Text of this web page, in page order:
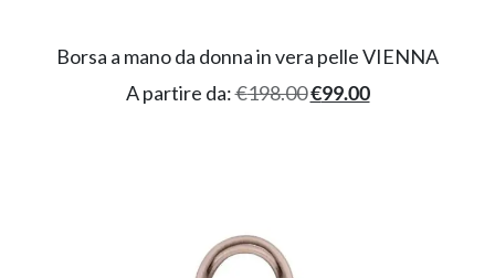
Borsa a mano da donna in vera pelle VIENNA
A partire da:€198.00€99.00